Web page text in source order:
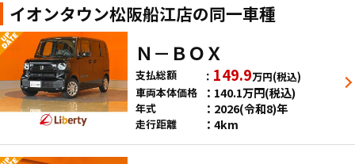
イオンタウン松阪船江店の同一車種
Ｎ－ＢＯＸ
支払総額 149.9万円(税込)
車両本体価格
140.1万円(税込)
年式 2026(令和8)年
走行距離 4km